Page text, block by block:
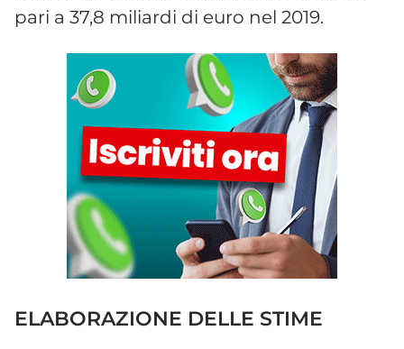
pari a 37,8 miliardi di euro nel 2019.
ELABORAZIONE DELLE STIME